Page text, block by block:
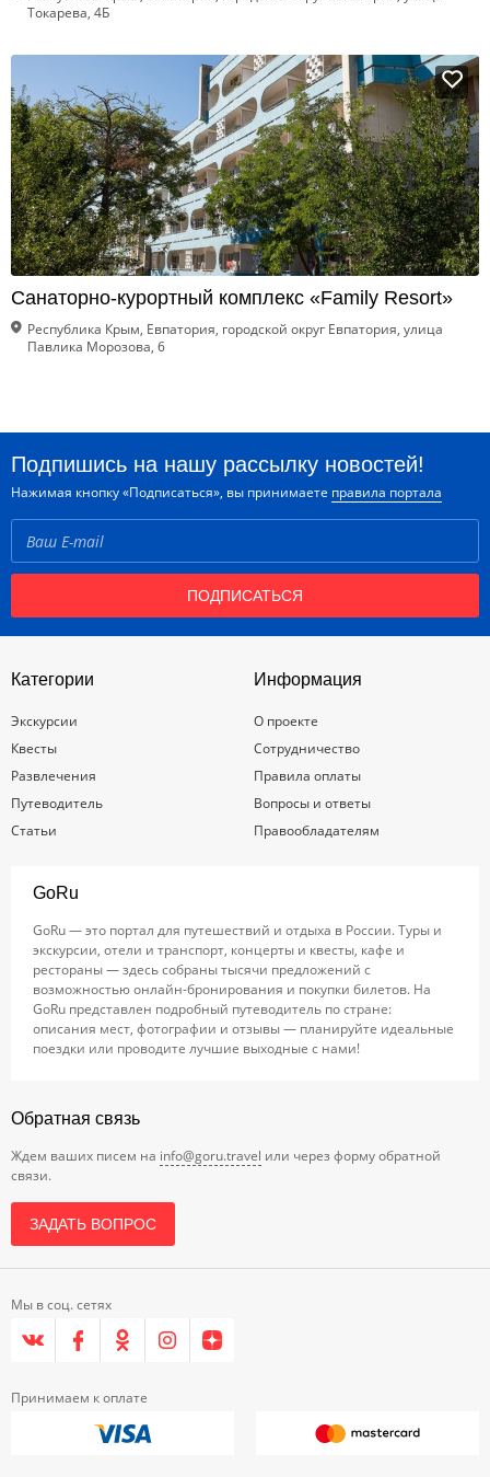
Токарева, 4Б
Санаторно-курортный комплекс «Family Resort»
Республика Крым, Евпатория, городской округ Евпатория, улица
Павлика Морозова, 6
Подпишись на нашу рассылку новостей!
Нажимая кнопку «Подписаться», вы принимаете правила портала
ПОДПИСАТЬСЯ
Категории
Экскурсии
Квесты
Развлечения
Путеводитель
Статьи
Информация
О проекте
Сотрудничество
Правила оплаты
Вопросы и ответы
Правообладателям
GoRu
GoRu — это портал для путешествий и отдыха в России. Туры и
экскурсии, отели и транспорт, концерты и квесты, кафе и
рестораны — здесь собраны тысячи предложений с
возможностью онлайн-бронирования и покупки билетов. На
GoRu представлен подробный путеводитель по стране:
описания мест, фотографии и отзывы — планируйте идеальные
поездки или проводите лучшие выходные с нами!
Обратная связь
Ждем ваших писем на info@goru.travel или через форму обратной
связи.
ЗАДАТЬ ВОПРОС
Мы в соц. сетях
Принимаем к оплате